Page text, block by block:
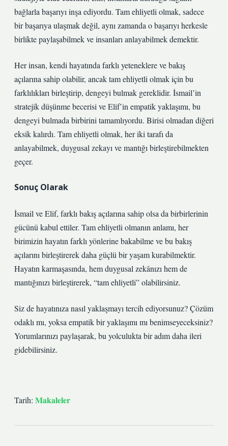
bağlarla başarıyı inşa ediyordu. Tam ehliyetli olmak, sadece
bir başarıya ulaşmak değil, aynı zamanda o başarıyı herkesle
birlikte paylaşabilmek ve insanları anlayabilmek demektir.
Her insan, kendi hayatında farklı yeteneklere ve bakış
açılarına sahip olabilir, ancak tam ehliyetli olmak için bu
farklılıkları birleştirip, dengeyi bulmak gereklidir. İsmail’in
stratejik düşünme becerisi ve Elif’in empatik yaklaşımı, bu
dengeyi bulmada birbirini tamamlıyordu. Birisi olmadan diğeri
eksik kalırdı. Tam ehliyetli olmak, her iki tarafı da
anlayabilmek, duygusal zekayı ve mantığı birleştirebilmekten
geçer.
Sonuç Olarak
İsmail ve Elif, farklı bakış açılarına sahip olsa da birbirlerinin
gücünü kabul ettiler. Tam ehliyetli olmanın anlamı, her
birimizin hayatın farklı yönlerine bakabilme ve bu bakış
açılarını birleştirerek daha güçlü bir yaşam kurabilmektir.
Hayatın karmaşasında, hem duygusal zekânızı hem de
mantığınızı birleştirerek, “tam ehliyetli” olabilirsiniz.
Siz de hayatınıza nasıl yaklaşmayı tercih ediyorsunuz? Çözüm
odaklı mı, yoksa empatik bir yaklaşımı mı benimseyeceksiniz?
Yorumlarınızı paylaşarak, bu yolculukta bir adım daha ileri
gidebilirsiniz.
Tarih: Makaleler